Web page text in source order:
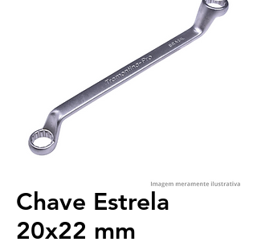
Chave Estrela
20x22 mm